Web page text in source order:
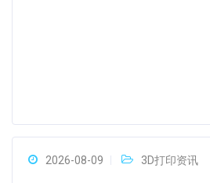
2026-08-09 3D打印资讯